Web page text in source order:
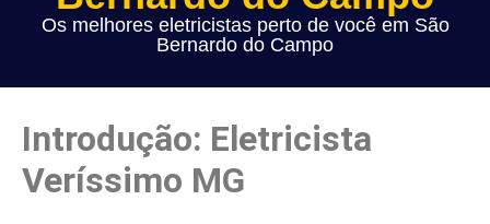
Os melhores eletricistas perto de você em São
Bernardo do Campo
Introdução: Eletricista
Veríssimo MG